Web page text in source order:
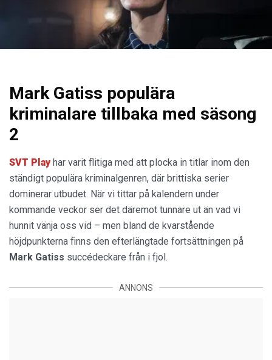
Mark Gatiss populära
kriminalare tillbaka med säsong
2
SVT Playhar varit flitiga med att plocka in titlar inom den
ständigt populära kriminalgenren, där brittiska serier
dominerar utbudet. När vi tittar på kalendern under
kommande veckor ser det däremot tunnare ut än vad vi
hunnit vänja oss vid – men bland de kvarstående
höjdpunkterna finns den efterlängtade fortsättningen på
Mark Gatiss succédeckare från i fjol.
ANNONS